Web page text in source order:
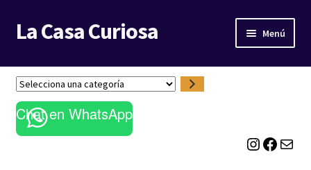
Ir
a
navegación
Ir
al
La Casa Curiosa Menú
LIBRERÍA
BLOG
S
e
l
e
Chat en WhatsApp
Instagram Facebook Correo electrónico